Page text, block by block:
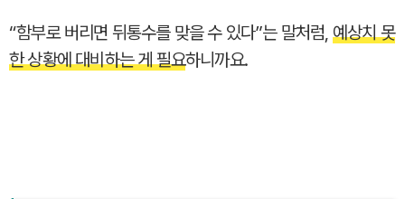
“함부로 버리면 뒤통수를 맞을 수 있다”는 말처럼, 예상치 못
한 상황에 대비하는 게 필요하니까요.